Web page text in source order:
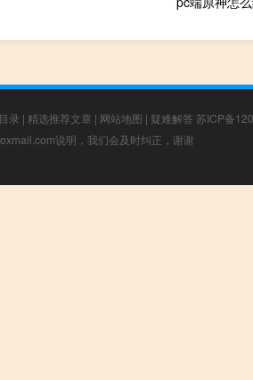
录 | 精选推荐文章 | 网站地图 | 疑难解答 苏ICP备
说明，我们会及时纠正，谢谢